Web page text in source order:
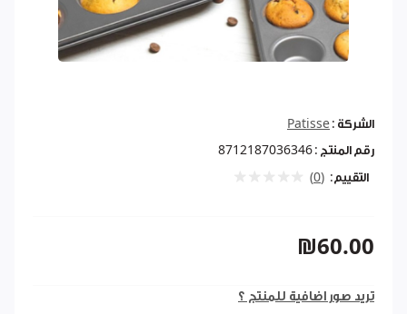
الشركة : Patisse
رقم المنتج : 8712187036346
التقييم: (0)
₪60.00
تريد صور اضافية للمنتج ؟